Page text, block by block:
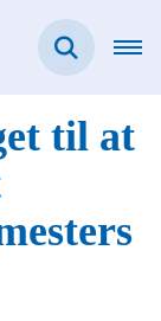
til at